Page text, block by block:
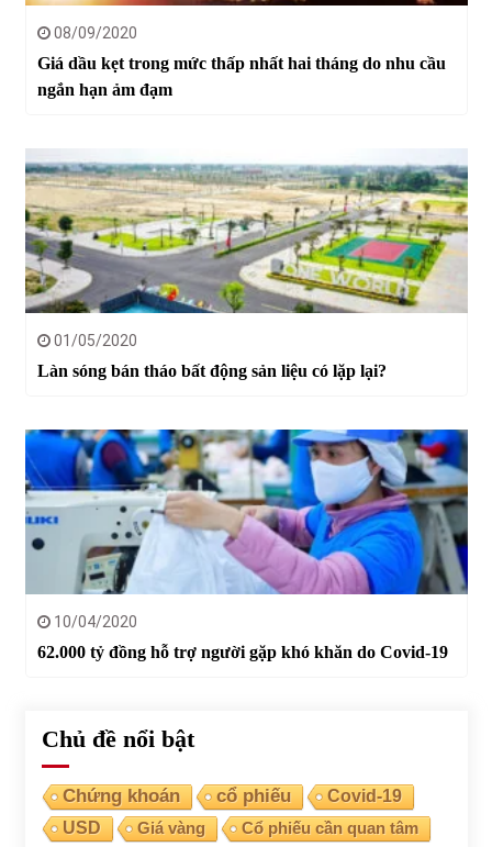
08/09/2020
Giá dầu kẹt trong mức thấp nhất hai tháng do nhu cầu
ngắn hạn ảm đạm
01/05/2020
Làn sóng bán tháo bất động sản liệu có lặp lại?
10/04/2020
62.000 tỷ đồng hỗ trợ người gặp khó khăn do Covid-19
Chủ đề nổi bật
Chứng khoán cổ phiếu
Covid-19
USD
Giá vàng Cổ phiếu cần quan tâm